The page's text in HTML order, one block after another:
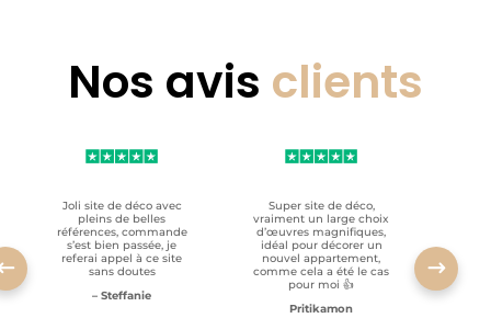
Nos avis clients
Joli site de déco avec
pleins de belles
références, commande
s’est bien passée, je
referai appel à ce site
sans doutes
– Steffanie
Super site de déco,
vraiment un large choix
d’œuvres magnifiques,
idéal pour décorer un
nouvel appartement,
comme cela a été le cas
pour moi 👍
Pritikamon